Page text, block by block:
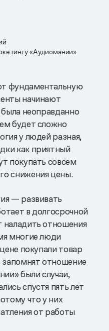
«Аудиомании»
фундаментальную
начинают
неоправданно
будет сложно
у людей разная,
как приятный
покупать совсем
снижения цены.
— развивать
в долгосрочной
наладить отношения
многие люди
покупали товар
запомнят отношение
были случаи,
спустя пять лет
что у них
от работы